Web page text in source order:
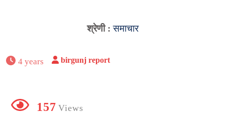
श्रेणी :समाचार
4 years birgunj report
157 Views